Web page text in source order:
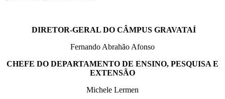
DIRETOR-GERAL DO CÂMPUS GRAVATAÍ
Fernando Abrahão Afonso
CHEFE DO DEPARTAMENTO DE ENSINO, PESQUISA E
EXTENSÃO
Michele Lermen